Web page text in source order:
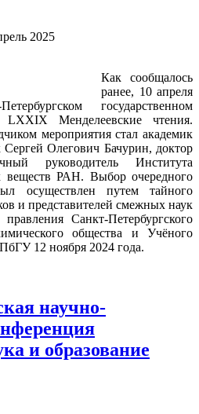
2025
Как сообщалось
ранее, 10 апреля
государственном
LXXIX Менделеевские чтения.
мероприятия стал академик
Сергей Олегович Бачурин, доктор
руководитель Института
веществ РАН. Выбор очередного
осуществлен путем тайного
и представителей смежных наук
Санкт-Петербургского
общества и Учёного
12 ноября 2024 года.
научно-
и образование